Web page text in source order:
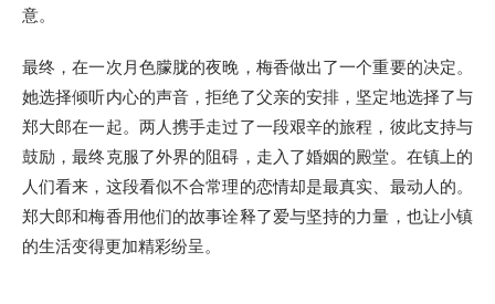
意。
最终，在一次月色朦胧的夜晚，梅香做出了一个重要的决定。
她选择倾听内心的声音，拒绝了父亲的安排，坚定地选择了与
郑大郎在一起。两人携手走过了一段艰辛的旅程，彼此支持与
鼓励，最终克服了外界的阻碍，走入了婚姻的殿堂。在镇上的
人们看来，这段看似不合常理的恋情却是最真实、最动人的。
郑大郎和梅香用他们的故事诠释了爱与坚持的力量，也让小镇
的生活变得更加精彩纷呈。